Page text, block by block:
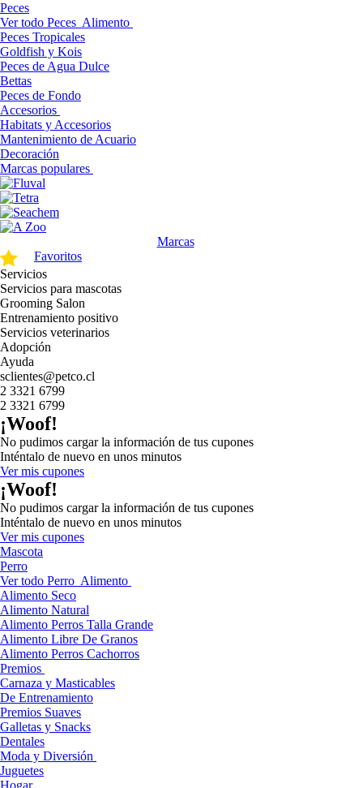
Peces
Ver todo Peces Alimento
Peces Tropicales
Goldfish y Kois
Peces de Agua Dulce
Bettas
Peces de Fondo
Accesorios
Habitats y Accesorios
Mantenimiento de Acuario
Decoración
Marcas populares
Marcas
Favoritos
Servicios
Servicios para mascotas
Grooming Salon
Entrenamiento positivo
Servicios veterinarios
Adopción
Ayuda
sclientes@petco.cl
2 3321 6799
2 3321 6799
¡Woof!
No pudimos cargar la información de tus cupones
Inténtalo de nuevo en unos minutos
Ver mis cupones
¡Woof!
No pudimos cargar la información de tus cupones
Inténtalo de nuevo en unos minutos
Ver mis cupones
Mascota
Perro
Ver todo Perro Alimento
Alimento Seco
Alimento Natural
Alimento Perros Talla Grande
Alimento Libre De Granos
Alimento Perros Cachorros
Premios
Carnaza y Masticables
De Entrenamiento
Premios Suaves
Galletas y Snacks
Dentales
Moda y Diversión
Juguetes
Hogar